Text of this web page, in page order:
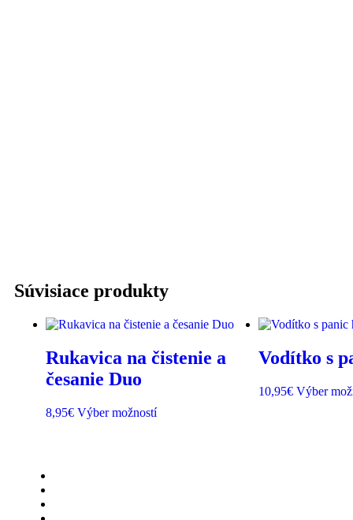
Súvisiace produkty
Rukavica na čistenie a
česanie Duo
8,95€ Výber možností
Vodítko s
10,95€ Výber